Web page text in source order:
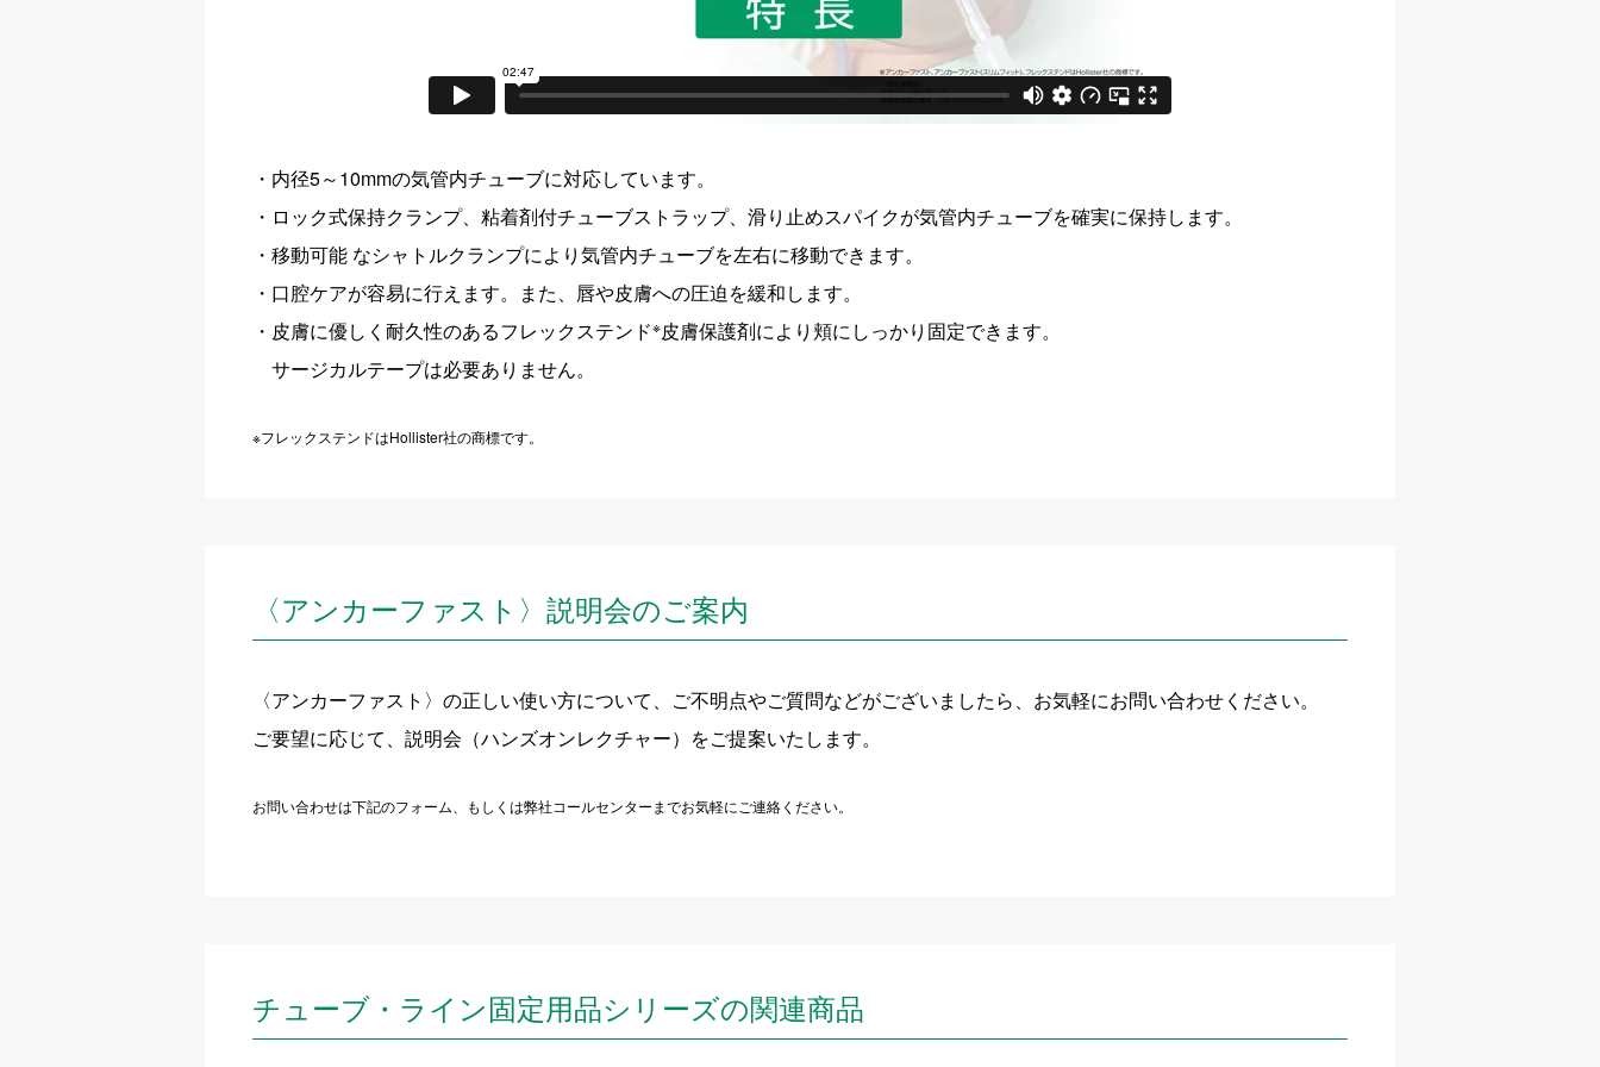
・内径5～10mmの気管内チューブに対応しています。
・ロック式保持クランプ、粘着剤付チューブストラップ、滑り止めスパイクが気管内チューブを確実に保持します。
・移動可能 なシャトルクランプにより気管内チューブを左右に移動できます。
・口腔ケアが容易に行えます。また、唇や皮膚への圧迫を緩和します。
・皮膚に優しく耐久性のあるフレックステンド※皮膚保護剤により頬にしっかり固定できます。
サージカルテープは必要ありません。
※フレックステンドはHollister社の商標です。
〈アンカーファスト〉説明会のご案内
〈アンカーファスト〉の正しい使い方について、ご不明点やご質問などがございましたら、お気軽にお問い合わせください。
ご要望に応じて、説明会（ハンズオンレクチャー）をご提案いたします。
お問い合わせは下記のフォーム、もしくは弊社コールセンターまでお気軽にご連絡ください。
チューブ・ライン固定用品シリーズの関連商品